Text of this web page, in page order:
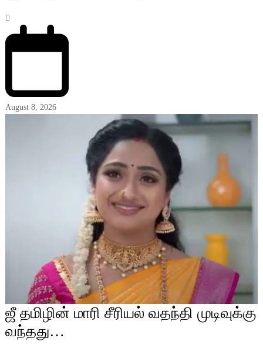
August 8, 2026
ஜீ தமிழின் மாரி சீரியல் வதந்தி முடிவுக்கு
வந்தது…